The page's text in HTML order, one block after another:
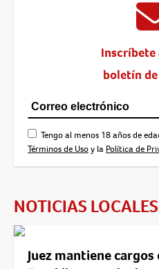
Inscríbete
boletín
Tengo al menos 18 años de
Términos de Usoy la Política de
NOTICIAS LOCALES
Juez mantiene